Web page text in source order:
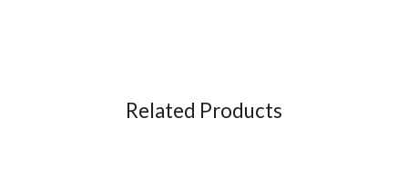
Related Products